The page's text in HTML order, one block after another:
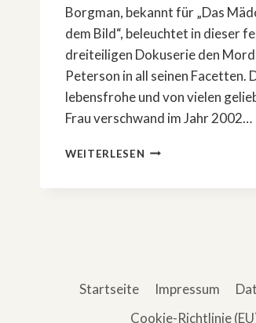
Borgman, bekannt für „Das
dem Bild“, beleuchtet in dieser
dreiteiligen Dokuserie den Mord
Peterson in all seinen Facetten.
lebensfrohe und von vielen
Frau verschwand im Jahr 2002…
WEITERLESEN »AMERICAN
GESCHICHTE
Startseite Impressum
Cookie-Richtlinie